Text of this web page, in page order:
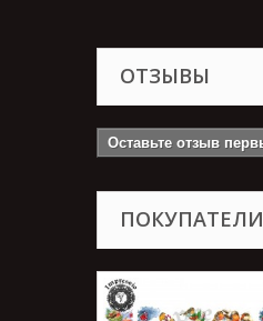
ОТЗЫВЫ
Оставьте отзыв